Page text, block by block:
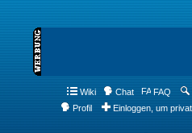
Wiki Chat FAQ
Profil
Einloggen, um